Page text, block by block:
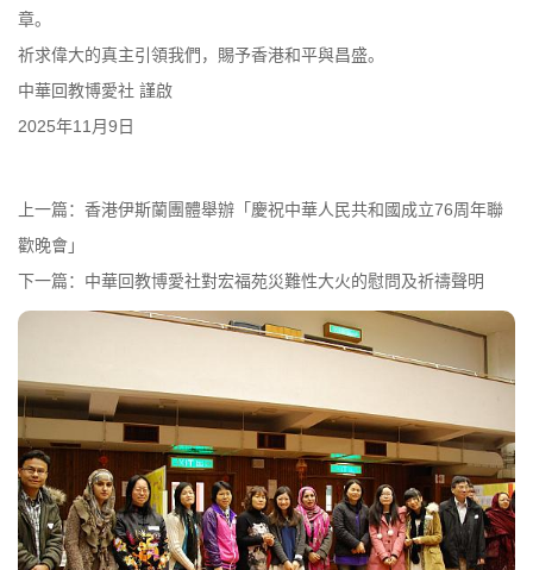
章。
祈求偉大的真主引領我們，賜予香港和平與昌盛。
中華回教博愛社 謹啟
2025年11月9日
上一篇： 香港伊斯蘭團體舉辦「慶祝中華人民共和國成立76周年聯
歡晚會」
下一篇： 中華回教博愛社對宏福苑災難性大火的慰問及祈禱聲明